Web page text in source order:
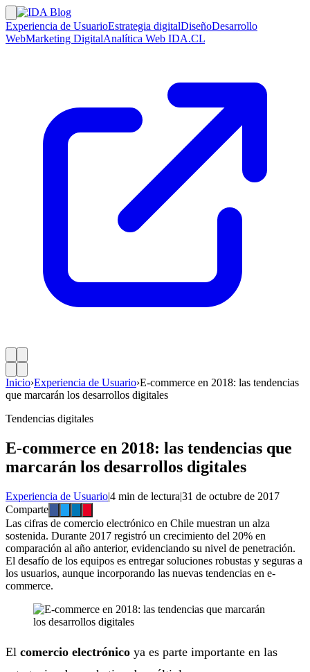
Experiencia de UsuarioEstrategia digitalDiseñoDesarrollo
WebMarketing DigitalAnalítica Web IDA.CL
Inicio›Experiencia de Usuario›E-commerce en 2018: las tendencias
que marcarán los desarrollos digitales
Tendencias digitales
E-commerce en 2018: las tendencias que
marcarán los desarrollos digitales
Experiencia de Usuario|4 min de lectura|31 de octubre de 2017
Comparte
Las cifras de comercio electrónico en Chile muestran un alza
sostenida. Durante 2017 registró un crecimiento del 20% en
comparación al año anterior, evidenciando su nivel de penetración.
El desafío de los equipos es entregar soluciones robustas y seguras a
los usuarios, aunque incorporando las nuevas tendencias en e-
commerce.
El comercio electrónico ya es parte importante en las